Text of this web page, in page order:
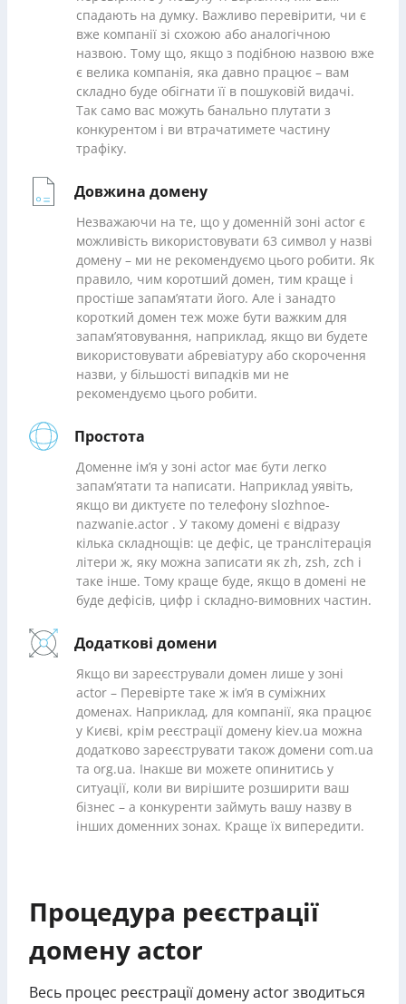
спадають на думку. Важливо перевірити, чи є
вже компанії зі схожою або аналогічною
назвою. Тому що, якщо з подібною назвою вже
є велика компанія, яка давно працює – вам
складно буде обігнати її в пошуковій видачі.
Так само вас можуть банально плутати з
конкурентом і ви втрачатимете частину
трафіку.
Довжина домену
Незважаючи на те, що у доменній зоні actor є
можливість використовувати 63 символ у назві
домену – ми не рекомендуємо цього робити. Як
правило, чим коротший домен, тим краще і
простіше запам’ятати його. Але і занадто
короткий домен теж може бути важким для
запам’ятовування, наприклад, якщо ви будете
використовувати абревіатуру або скорочення
назви, у більшості випадків ми не
рекомендуємо цього робити.
Простота
Доменне ім’я у зоні actor має бути легко
запам’ятати та написати. Наприклад уявіть,
якщо ви диктуєте по телефону slozhnoe-
nazwanie.actor . У такому домені є відразу
кілька складнощів: це дефіс, це транслітерація
літери ж, яку можна записати як zh, zsh, zch і
таке інше. Тому краще буде, якщо в домені не
буде дефісів, цифр і складно-вимовних частин.
Додаткові домени
Якщо ви зареєстрували домен лише у зоні
actor – Перевірте таке ж ім’я в суміжних
доменах. Наприклад, для компанії, яка працює
у Києві, крім реєстрації домену kiev.ua можна
додатково зареєструвати також домени com.ua
та org.ua. Інакше ви можете опинитись у
ситуації, коли ви вирішите розширити ваш
бізнес – а конкуренти займуть вашу назву в
інших доменних зонах. Краще їх випередити.
Процедура реєстрації
домену actor
Весь процес реєстрації домену actor зводиться